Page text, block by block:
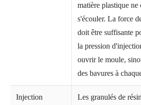
matière plastique ne
s'écouler. La force
doit être suffisante
la pression
ouvrir le moule,
des bavures à
Injection
Les granulés de